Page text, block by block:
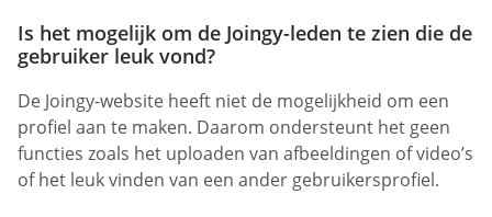
Is het mogelijk om de Joingy-leden te zien die de
gebruiker leuk vond?
De Joingy-website heeft niet de mogelijkheid om een
profiel aan te maken. Daarom ondersteunt het geen
functies zoals het uploaden van afbeeldingen of video’s
of het leuk vinden van een ander gebruikersprofiel.